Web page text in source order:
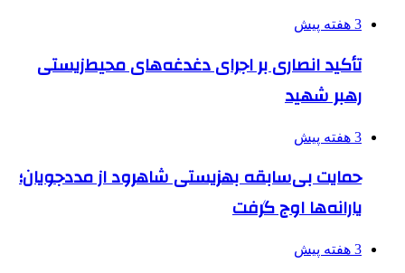
3 هفته پیش
تأکید انصاری بر اجرای دغدغه‌های محیط‌زیستی
رهبر شهید
3 هفته پیش
حمایت بی‌سابقه بهزیستی شاهرود از مددجویان؛
یارانه‌ها اوج گرفت
3 هفته پیش